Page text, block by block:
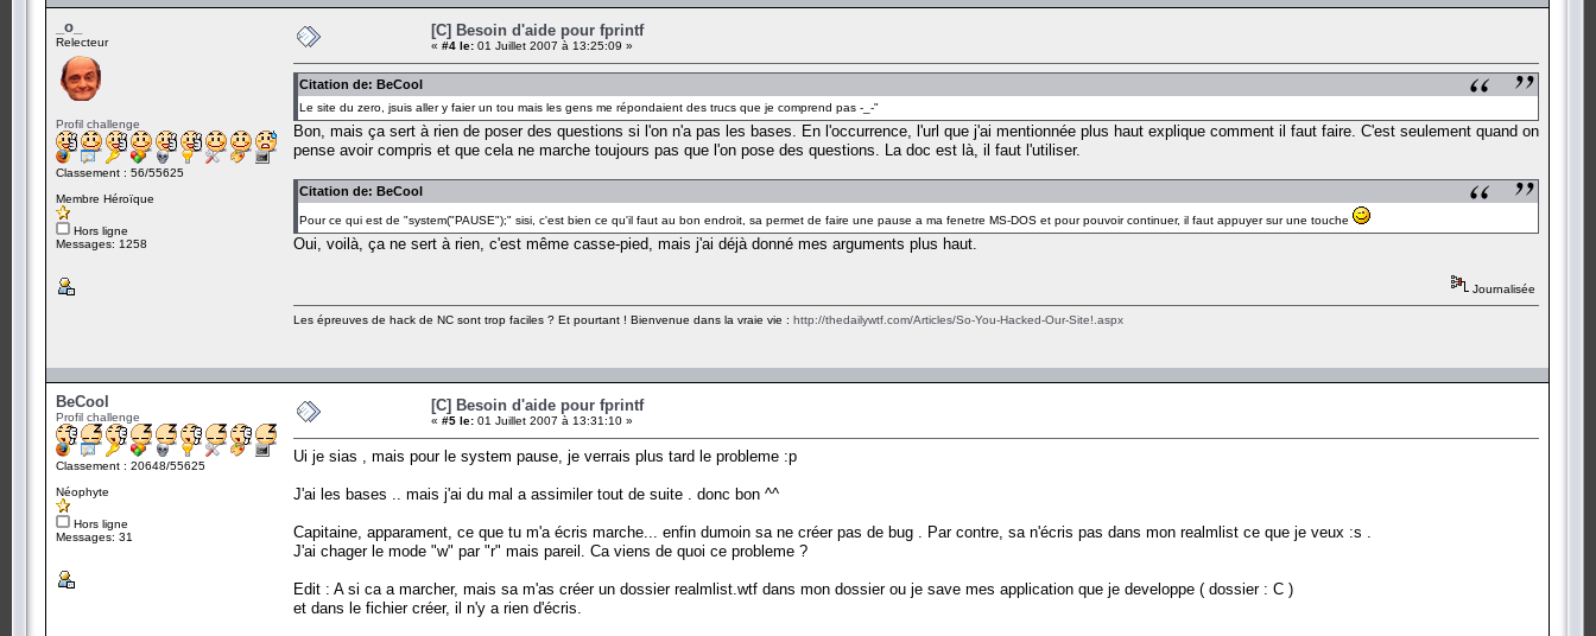
_o_
Relecteur
Profil challenge
Classement : 56/55625
Membre Héroïque
Hors ligne
Messages: 1258
[C] Besoin d'aide pour fprintf
« #4 le: 01 Juillet 2007 à 13:25:09 »
Citation de: BeCool
Le site du zero, jsuis aller y faier un tou mais les gens me répondaient des trucs que je comprend pas -_-"
Bon, mais ça sert à rien de poser des questions si l'on n'a pas les bases. En l'occurrence, l'url que j'ai mentionnée plus haut explique comment il faut faire. C'est seulement quand on
pense avoir compris et que cela ne marche toujours pas que l'on pose des questions. La doc est là, il faut l'utiliser.
Citation de: BeCool
Pour ce qui est de "system("PAUSE");" sisi, c'est bien ce qu'il faut au bon endroit, sa permet de faire une pause a ma fenetre MS-DOS et pour pouvoir continuer, il faut appuyer sur une touche
Oui, voilà, ça ne sert à rien, c'est même casse-pied, mais j'ai déjà donné mes arguments plus haut.
Journalisée
Les épreuves de hack de NC sont trop faciles ? Et pourtant ! Bienvenue dans la vraie vie : http://thedailywtf.com/Articles/So-You-Hacked-Our-Site!.aspx
BeCool
Profil challenge
Classement : 20648/55625
Néophyte
Hors ligne
Messages: 31
[C] Besoin d'aide pour fprintf
« #5 le: 01 Juillet 2007 à 13:31:10 »
Ui je sias , mais pour le system pause, je verrais plus tard le probleme :p
J'ai les bases .. mais j'ai du mal a assimiler tout de suite . donc bon ^^
Capitaine, apparament, ce que tu m'a écris marche... enfin dumoin sa ne créer pas de bug . Par contre, sa n'écris pas dans mon realmlist ce que je veux :s .
J'ai chager le mode "w" par "r" mais pareil. Ca viens de quoi ce probleme ?
Edit : A si ca a marcher, mais sa m'as créer un dossier realmlist.wtf dans mon dossier ou je save mes application que je developpe ( dossier : C )
et dans le fichier créer, il n'y a rien d'écris.